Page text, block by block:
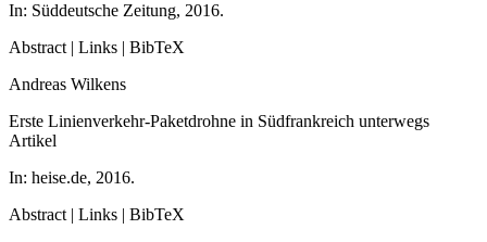
In: Süddeutsche Zeitung, 2016.
Abstract| Links
BibTeX
Andreas Wilkens
Erste Linienverkehr-Paketdrohne in Südfrankreich unterwegs
Artikel
In: heise.de, 2016.
Abstract| Links BibTeX